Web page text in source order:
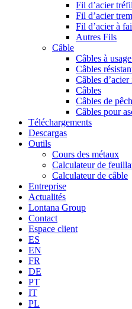
Fil d’acier
Fil d’acier
Fil d’acier à
Autres Fils
Câble
Câbles à
Câbles
Câbles
Câbles
Câbles de
Câbles pour
Téléchargements
Descargas
Outils
Cours des métaux
Calculateur de
Calculateur de câble
Entreprise
Actualités
Lontana Group
Contact
Espace client
ES
EN
FR
DE
PT
IT
PL